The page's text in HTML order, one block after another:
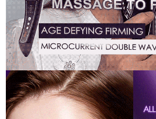
【Panduan Penggunaan Pembayaran
1. Perkhidmatan ini disediakan oleh Taiwan
mudah alih boleh segera menggunakan
(Hanya untuk nombor langganan peribadi,
dan kad prabayar)
2. Pilihan kaedah pembayaran
pesanan ditubuhkan, akan secara
transaksi Gogo, selepas pengesahan
ansuran yang diingini, tarikh akhir
mengesahkan pembayaran, transaksi akan
3. Jumlah kelulusan sebenar, bilangan
untuk menggunakan AFTEE.
Sila hubungi NP Taiwan Inc. di
mempunyai sebarang kebimbangan
penggunaan pada data peribadi. Jika anda
peribadi yang disenaraikan seperti di atas
oleh AFTEE, sila jangan gunakan
NT$2,000 atau lebih
海外配送(日韓地區請提供英文收件地址
名，韓國址末端請提供收件人的個人通
海外配送 (新馬專屬)
海外配送(中國)